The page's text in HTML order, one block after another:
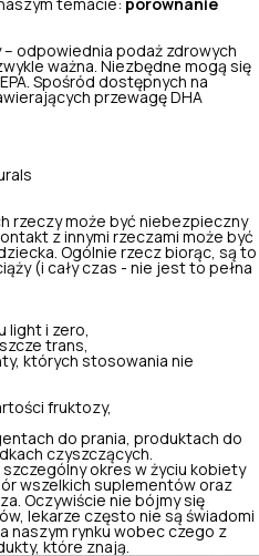
temacie: porównanie
– odpowiednia podaż zdrowych
ważna. Niezbędne mogą się
Spośród dostępnych na
przewagę DHA
rzeczy może być niebezpieczny
z innymi rzeczami może być
Ogólnie rzecz biorąc, są to
(i cały czas - nie jest to pełna
i zero,
trans,
których stosowania nie
fruktozy,
do prania, produktach do
czyszczących.
okres w życiu kobiety
wszelkich suplementów oraz
Oczywiście nie bójmy się
lekarze często nie są świadomi
naszym rynku wobec czego z
które znają.